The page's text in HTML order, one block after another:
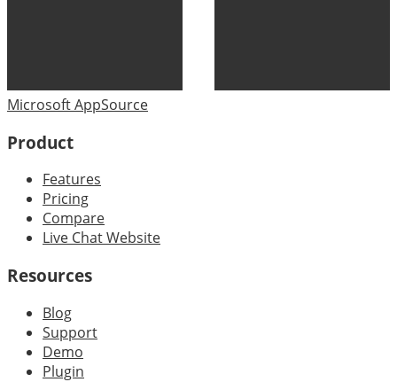
Microsoft AppSource
Product
Features
Pricing
Compare
Live Chat Website
Resources
Blog
Support
Demo
Plugin